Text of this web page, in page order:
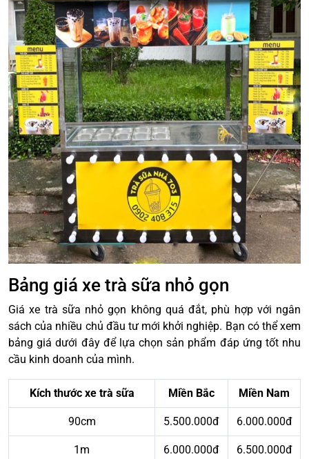
Bảng giá xe trà sữa nhỏ gọn
Giá xe trà sữa nhỏ gọn không quá đắt, phù hợp với ngân
sách của nhiều chủ đầu tư mới khởi nghiệp. Bạn có thể xem
bảng giá dưới đây để lựa chọn sản phẩm đáp ứng tốt nhu
cầu kinh doanh của mình.
Kích thước xe trà sữa Miền Bắc Miền Nam
90cm 5.500.000đ 6.000.000đ
1m 6.000.000đ 6.500.000đ